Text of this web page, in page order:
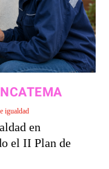
igualdad
en
el II Plan de